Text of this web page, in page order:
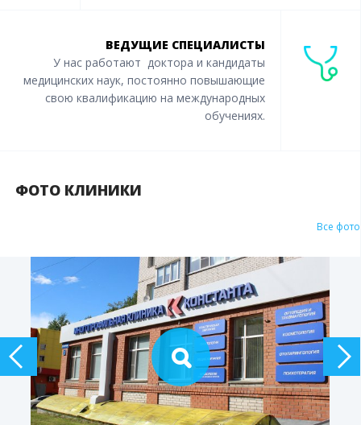
ВЕДУЩИЕ СПЕЦИАЛИСТЫ
У нас работают доктора и кандидаты
медицинских наук, постоянно повышающие
свою квалификацию на международных
обучениях.
ФОТО КЛИНИКИ
Все фото